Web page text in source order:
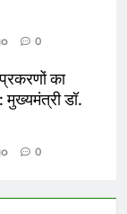
0
का
मुख्यमंत्री डॉ.
0